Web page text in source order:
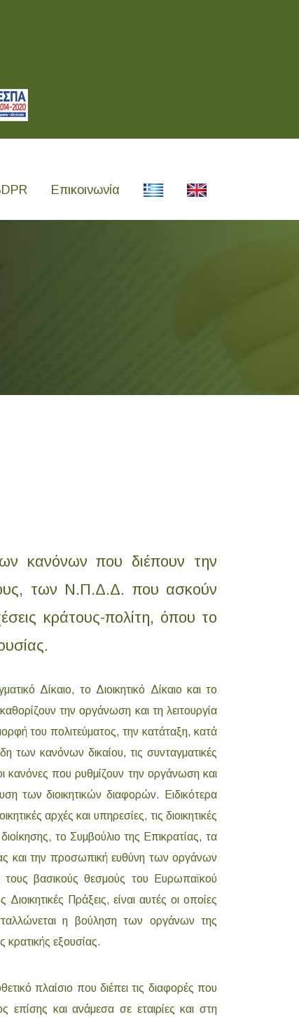
Επικοινωνία
κανόνων που διέπουν την
των Ν.Π.Δ.Δ. που ασκούν
κράτους-πολίτη, όπου το
Δίκαιο, το Διοικητικό Δίκαιο και το
την οργάνωση και τη λειτουργία
του πολιτεύματος, την κατάταξη, κατά
των κανόνων δικαίου, τις συνταγματικές
κανόνες που ρυθμίζουν την οργάνωση και
των διοικητικών διαφορών. Ειδικότερα
αρχές και υπηρεσίες, τις διοικητικές
το Συμβούλιο της Επικρατίας, τα
και την προσωπική ευθύνη των οργάνων
τους βασικούς θεσμούς του Ευρωπαϊκού
Πράξεις, είναι αυτές οι οποίες
η βούληση των οργάνων της
εξουσίας.
πλαίσιο που διέπει τις διαφορές που
και ανάμεσα σε εταιρίες και στη